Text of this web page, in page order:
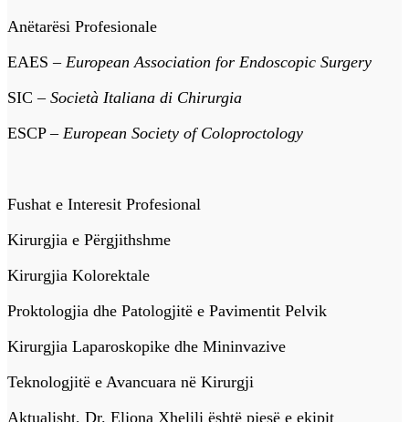
Anëtarësi Profesionale
EAES – European Association for Endoscopic Surgery
SIC – Società Italiana di Chirurgia
ESCP – European Society of Coloproctology
Fushat e Interesit Profesional
Kirurgjia e Përgjithshme
Kirurgjia Kolorektale
Proktologjia dhe Patologjitë e Pavimentit Pelvik
Kirurgjia Laparoskopike dhe Mininvazive
Teknologjitë e Avancuara në Kirurgji
Aktualisht, Dr. Eljona Xhelili është pjesë e ekipit